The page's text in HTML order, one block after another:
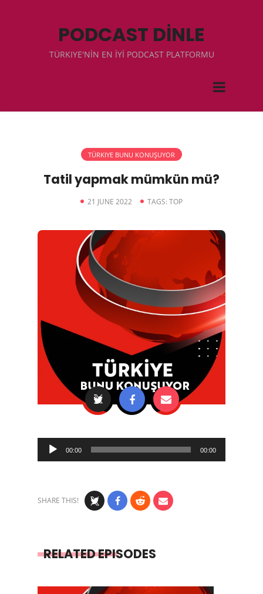
PODCAST DİNLE
TÜRKIYE'NİN EN İYİ PODCAST PLATFORMU
TÜRKIYE BUNU KONUŞUYOR
Tatil yapmak mümkün mü?
21 JUNE 2022 TAGS: TOP
Audio
Player
00:00 00:00
SHARE THIS!
RELATED EPISODES